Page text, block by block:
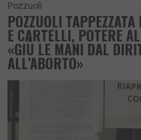
Pozzuoli
POZZUOLI
E CARTELLI, POTERE
«GIÙ LE MANI DAL
ALL’ABORTO»